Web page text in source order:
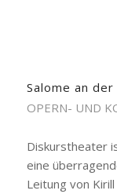
Salome an
OPERN- UND
Diskurstheater
eine
Leitung von